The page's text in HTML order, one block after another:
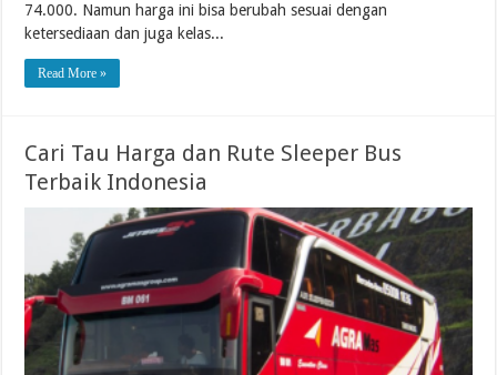
74.000. Namun harga ini bisa berubah sesuai dengan
ketersediaan dan juga kelas...
Read More »
Cari Tau Harga dan Rute Sleeper Bus
Terbaik Indonesia